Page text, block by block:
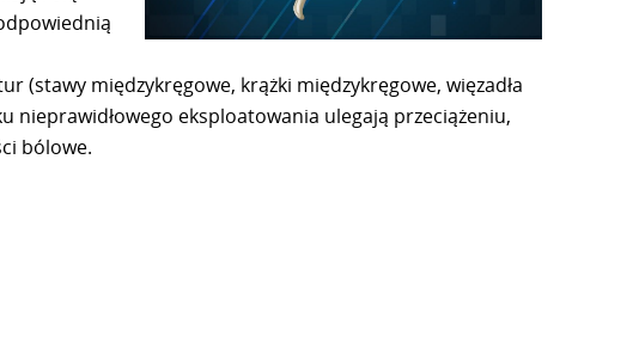
(stawy międzykręgowe, krążki międzykręgowe, więzadła
nieprawidłowego eksploatowania ulegają przeciążeniu,
bólowe.